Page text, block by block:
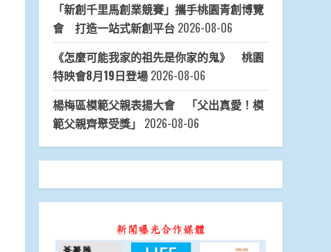
「新創千里馬創業競賽」攜手桃園青創博覽
會 打造一站式新創平台 2026-08-06
《怎麼可能我家的祖先是你家的鬼》 桃園
特映會8月19日登場 2026-08-06
楊梅區模範父親表揚大會 「父出真愛！模
範父親齊聚受獎」 2026-08-06